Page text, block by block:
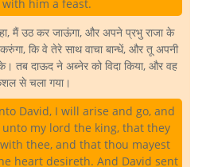
him a feast.
मैं उठ कर जाऊंगा, और अपने प्रभु राजा के
कि वे तेरे साथ वाचा बान्धें, और तू अपनी
तब दाऊद ने अब्नेर को विदा किया, और वह
से चला गया।
David, I will arise and go, and
my lord the king, that they
thee, and that thou mayest
heart desireth. And David sent